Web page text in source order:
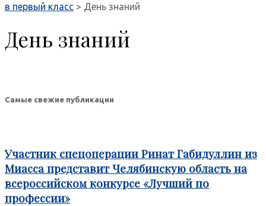
в первый класс > День знаний
День знаний
Самые свежие публикации
Участник спецоперации Ринат Габидуллин из
Миасса представит Челябинскую область на
всероссийском конкурсе «Лучший по
профессии»